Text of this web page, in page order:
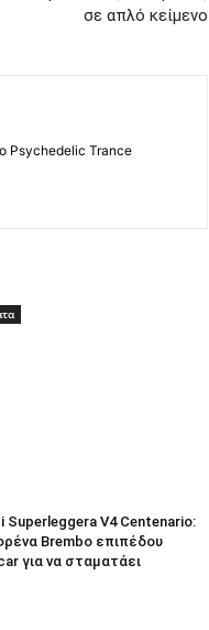
σε απλό κείμενο
Psychedelic Trance
Superleggera V4 Centenario:
Brembo επιπέδου
για να σταματάει